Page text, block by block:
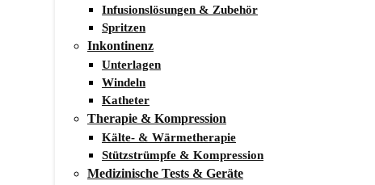
Infusionslösungen & Zubehör
Spritzen
Inkontinenz
Unterlagen
Windeln
Katheter
Therapie & Kompression
Kälte- & Wärmetherapie
Stützstrümpfe & Kompression
Medizinische Tests & Geräte